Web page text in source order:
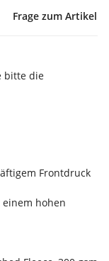
Frage zum Artikel
bitte die
Frontdruck
hohen